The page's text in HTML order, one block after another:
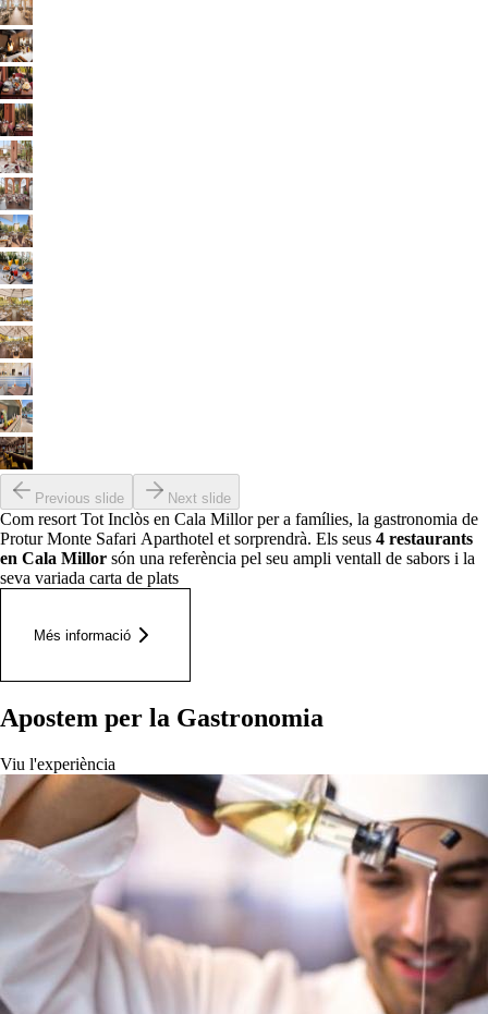
Previous slide Next slide
Com resort Tot Inclòs en Cala Millor per a famílies, la gastronomia de
Protur Monte Safari Aparthotel et sorprendrà. Els seus 4 restaurants
en Cala Millor són una referència pel seu ampli ventall de sabors i la
seva variada carta de plats
Més informació
Apostem per la Gastronomia
Viu l'experiència